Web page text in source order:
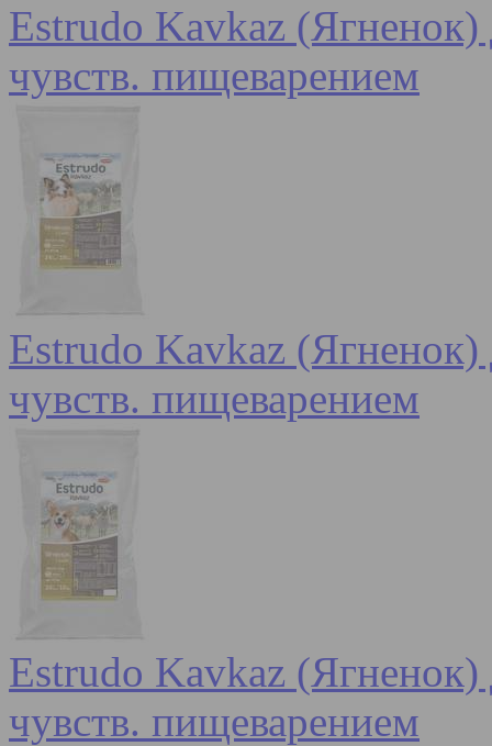
Estrudo Kavkaz (Ягненок)
чувств. пищеварением
Estrudo Kavkaz (Ягненок)
чувств. пищеварением
Estrudo Kavkaz (Ягненок)
чувств. пищеварением